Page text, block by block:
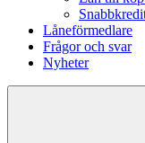
Låneförmedlare
Frågor och svar
Nyheter